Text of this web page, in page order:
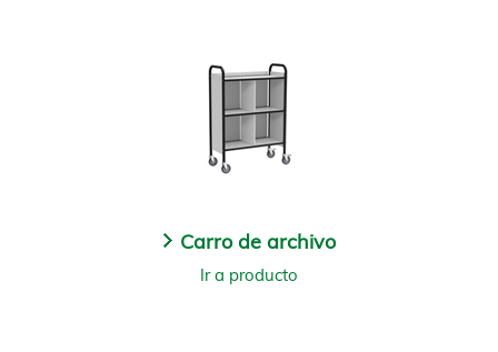
Carro de archivo
Ir a producto